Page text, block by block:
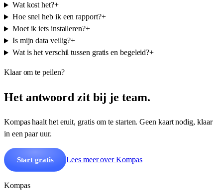
Wat kost het?+
Hoe snel heb ik een rapport?+
Moet ik iets installeren?+
Is mijn data veilig?+
Wat is het verschil tussen gratis en begeleid?+
Klaar om te peilen?
Het antwoord zit bij je team.
Kompas haalt het eruit, gratis om te starten. Geen kaart nodig, klaar
in een paar uur.
Start gratis Lees meer over Kompas
Kompas